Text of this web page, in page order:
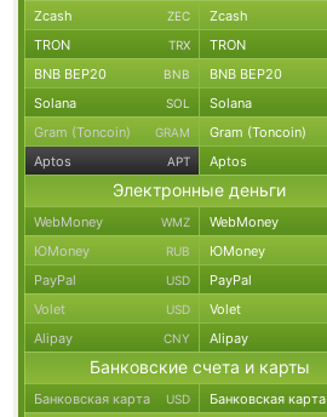
Zcash ZEC Zcash
TRON TRX TRON
BNB BEP20 BNB BNB BEP20
Solana SOL Solana
Gram (Toncoin) GRAM Gram (Toncoin)
Aptos APT Aptos
Электронные деньги
WebMoney WMZ WebMoney
ЮMoney RUB ЮMoney
PayPal USD PayPal
Volet USD Volet
Alipay CNY Alipay
Банковские счета и карты
Банковская карта USD Банковская карта